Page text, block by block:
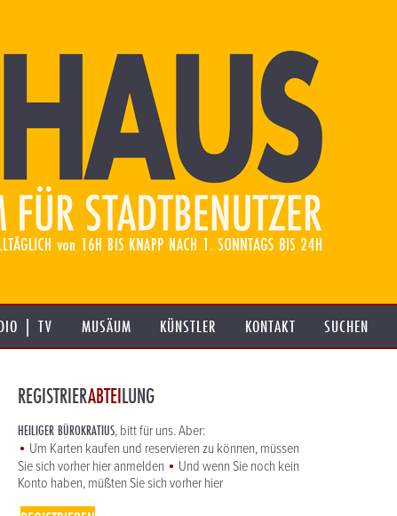
| TV MUSÄUM KÜNSTLER KONTAKT SUCHEN
REGISTRIERABTEILUNG
HEILIGER BÜROKRATIUS, bitt für uns. Aber:
• Um Karten kaufen und reservieren zu können, müssen
Sie sich vorher hier anmelden • Und wenn Sie noch kein
Konto haben, müßten Sie sich vorher hier